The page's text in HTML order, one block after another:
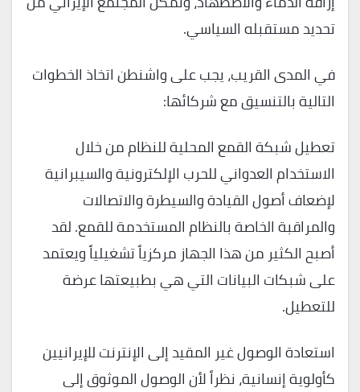
تحديد مستقبله السياسي.
في المدى القريب، يجب على واشنطن اتخاذ الخطوات
التالية بالتنسيق مع شركائها:
تعطيل شبكة القمع المحلية للنظام من خلال
الاستخدام العدواني للحرب الإلكترونية والسيبرانية
لإضعاف أصول القيادة والسيطرة والاتصالات
والمراقبة الخاصة بالنظام المستخدمة للقمع. لقد
أصبح الكثير من هذا الجهاز مركزياً تشغيلياً ويعتمد
على شبكات البيانات التي هي بطبيعتها عرضة
للتعطيل.
استعادة الوصول غير المقيد إلى الإنترنت للإيرانيين
كأولوية إنسانية، نظراً لأن الوصول الموثوق إلى